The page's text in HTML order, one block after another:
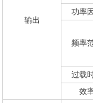
输出
功率
频率
过载
效